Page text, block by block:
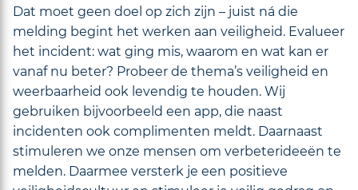
Dat moet geen doel op zich zijn – juist ná die
melding begint het werken aan veiligheid. Evalueer
het incident: wat ging mis, waarom en wat kan er
vanaf nu beter? Probeer de thema’s veiligheid en
weerbaarheid ook levendig te houden. Wij
gebruiken bijvoorbeeld een app, die naast
incidenten ook complimenten meldt. Daarnaast
stimuleren we onze mensen om verbeterideeën te
melden. Daarmee versterk je een positieve